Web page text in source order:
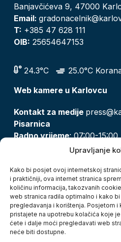
Upravljanje
Kako bi posjet ovoj internetskoj
i praktičniji, ova internet stranica
količinu informacija, takozvanih
web stranica radila optimalno i kako
pregledavanja i korištenja. Posjetom
pristajete na upotrebu kolačića koje
ćete i dalje moći pregledavati web
neće biti dostupne.
Banjavčićeva 9, 47000
Email:
T: +385 47 628 111
OIB: 25654647153
24.3°C
25.0°C
Web kamere u Karlovcu
Kontakt za medije
Pisarnica
Radno vrijeme: 07:00-15:00
Zaštita osobnih podataka
Pristup informacijama
Kolačići
Izjava o pristupačnosti